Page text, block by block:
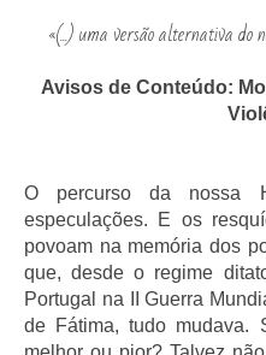
«(...) uma versão alternativa do
Avisos de Conteúdo:
O percurso da nossa
especulações. E os
povoam na memória dos
que, desde o regime
Portugal na II Guerra
de Fátima, tudo mudava.